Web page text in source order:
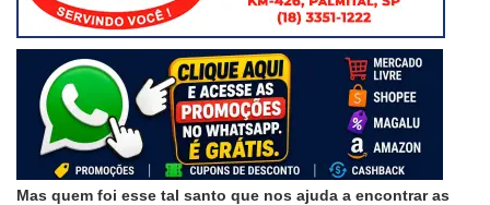
Mas quem foi esse tal santo que nos ajuda a encontrar as